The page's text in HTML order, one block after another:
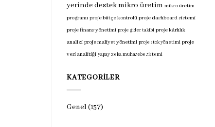
yerinde destekmikro üretim mikro üretim
programı proje bütçe kontrolü proje dashboard sistemi
proje finans yönetimi proje gider takibi proje kârlılık
analizi proje maliyet yönetimi proje stok yönetimi proje
veri analitiği yapay zeka muhasebe sistemi
KATEGORILER
Genel(157)